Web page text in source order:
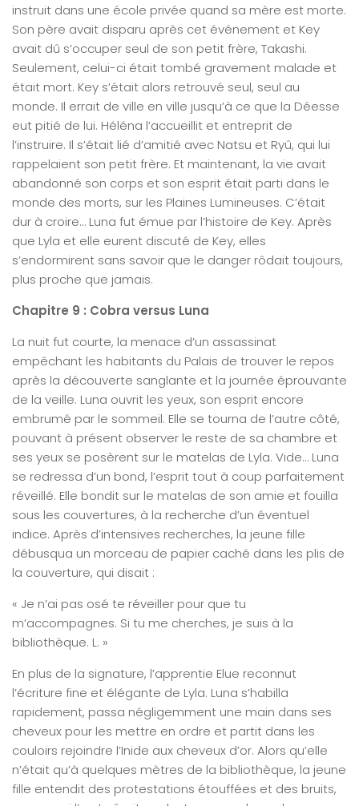
instruit dans une école privée quand sa mère est morte.
Son père avait disparu après cet événement et Key
avait dû s’occuper seul de son petit frère, Takashi.
Seulement, celui-ci était tombé gravement malade et
était mort. Key s’était alors retrouvé seul, seul au
monde. Il errait de ville en ville jusqu’à ce que la Déesse
eut pitié de lui. Héléna l’accueillit et entreprit de
l’instruire. Il s’était lié d’amitié avec Natsu et Ryû, qui lui
rappelaient son petit frère. Et maintenant, la vie avait
abandonné son corps et son esprit était parti dans le
monde des morts, sur les Plaines Lumineuses. C’était
dur à croire… Luna fut émue par l’histoire de Key. Après
que Lyla et elle eurent discuté de Key, elles
s’endormirent sans savoir que le danger rôdait toujours,
plus proche que jamais.
Chapitre 9 : Cobra versus Luna
La nuit fut courte, la menace d’un assassinat
empêchant les habitants du Palais de trouver le repos
après la découverte sanglante et la journée éprouvante
de la veille. Luna ouvrit les yeux, son esprit encore
embrumé par le sommeil. Elle se tourna de l’autre côté,
pouvant à présent observer le reste de sa chambre et
ses yeux se posèrent sur le matelas de Lyla. Vide… Luna
se redressa d’un bond, l’esprit tout à coup parfaitement
réveillé. Elle bondit sur le matelas de son amie et fouilla
sous les couvertures, à la recherche d’un éventuel
indice. Après d’intensives recherches, la jeune fille
débusqua un morceau de papier caché dans les plis de
la couverture, qui disait :
« Je n’ai pas osé te réveiller pour que tu
m’accompagnes. Si tu me cherches, je suis à la
bibliothèque. L. »
En plus de la signature, l’apprentie Elue reconnut
l’écriture fine et élégante de Lyla. Luna s’habilla
rapidement, passa négligemment une main dans ses
cheveux pour les mettre en ordre et partit dans les
couloirs rejoindre l’Inide aux cheveux d’or. Alors qu’elle
n’était qu’à quelques mètres de la bibliothèque, la jeune
fille entendit des protestations étouffées et des bruits,